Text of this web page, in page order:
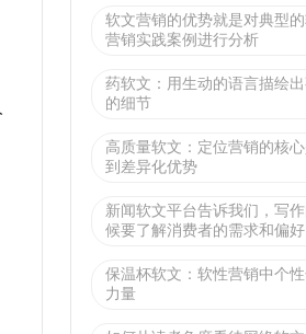
软文营销的优势就是对典型
营销实践案例进行分析
药软文：用生动的语言描绘
的细节
高质量软文：定位营销的核
到差异化优势
新闻软文平台告诉我们，写
候要了解消费者的需求和偏好
保温杯软文：软性营销中个
力量